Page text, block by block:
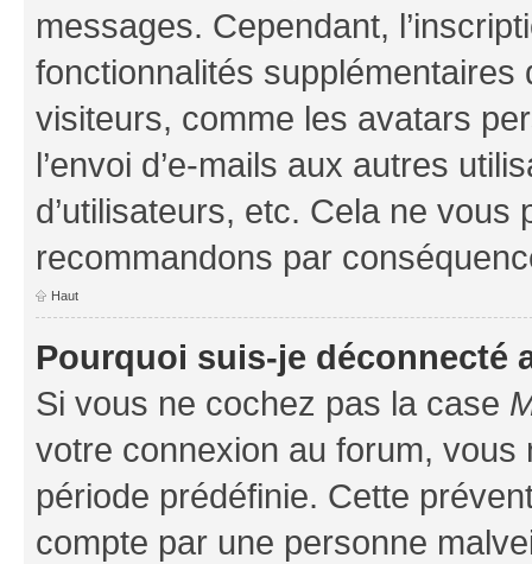
messages. Cependant,
fonctionnalités
visiteurs, comme les avatars
l’envoi d’e-mails aux autres
d’utilisateurs, etc. Cela ne vous
recommandons par
Haut
Pourquoi suis-je déconnecté
Si vous ne cochez pas la case
votre connexion au forum,
période prédéfinie. Cette
compte par une personne